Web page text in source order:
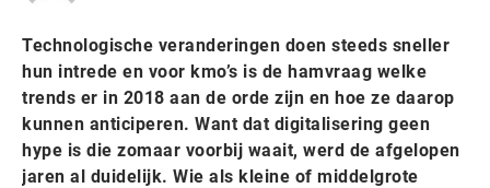
Technologische veranderingen doen steeds sneller
hun intrede en voor kmo’s is de hamvraag welke
trends er in 2018 aan de orde zijn en hoe ze daarop
kunnen anticiperen. Want dat digitalisering geen
hype is die zomaar voorbij waait, werd de afgelopen
jaren al duidelijk. Wie als kleine of middelgrote